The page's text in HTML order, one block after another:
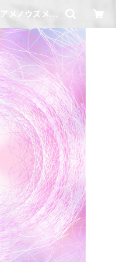
メノウズメノ